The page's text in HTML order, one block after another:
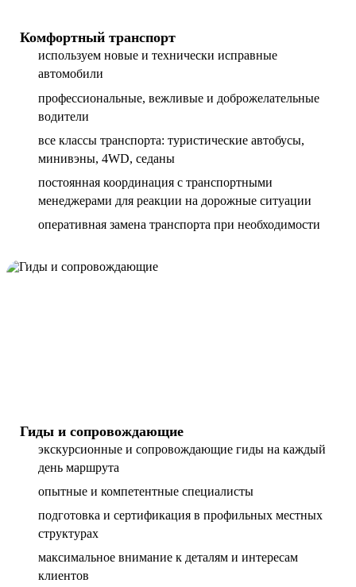
Комфортный транспорт
используем новые и технически исправные
автомобили
профессиональные, вежливые и доброжелательные
водители
все классы транспорта: туристические автобусы,
минивэны, 4WD, седаны
постоянная координация с транспортными
менеджерами для реакции на дорожные ситуации
оперативная замена транспорта при необходимости
Гиды и сопровождающие
экскурсионные и сопровождающие гиды на каждый
день маршрута
опытные и компетентные специалисты
подготовка и сертификация в профильных местных
структурах
максимальное внимание к деталям и интересам
клиентов